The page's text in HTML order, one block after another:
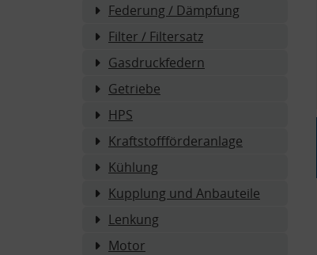
Federung / Dämpfung
Filter / Filtersatz
Gasdruckfedern
Getriebe
HPS
Kraftstoffförderanlage
Kühlung
Kupplung und Anbauteile
Lenkung
Motor